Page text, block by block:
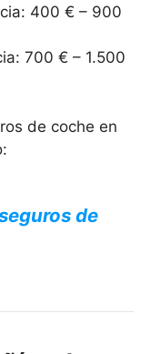
400 € – 900
700 € – 1.500
de coche en
de